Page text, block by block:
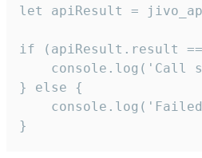
let apiResult =
if (apiResult.result
console.log('Call
} else {
}